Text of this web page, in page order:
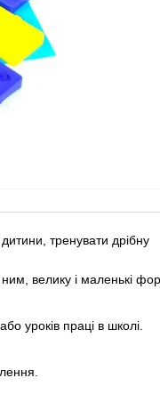
тренувати дрібну
ним, велику і маленькі
уроків праці в школі.